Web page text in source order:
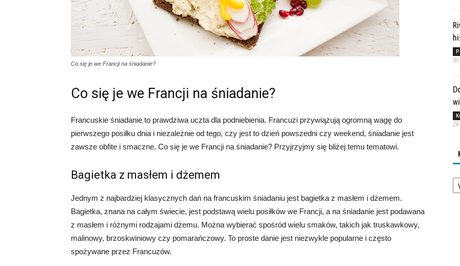
Co się je we Francji na śniadanie?
Co się je we Francji na śniadanie?
Francuskie śniadanie to prawdziwa uczta dla podniebienia. Francuzi przywiązują ogromną wagę do
pierwszego posiłku dnia i niezależnie od tego, czy jest to dzień powszedni czy weekend, śniadanie jest
zawsze obfite i smaczne. Co się je we Francji na śniadanie? Przyjrzyjmy się bliżej temu tematowi.
Bagietka z masłem i dżemem
Jednym z najbardziej klasycznych dań na francuskim śniadaniu jest bagietka z masłem i dżemem.
Bagietka, znana na całym świecie, jest podstawą wielu posiłków we Francji, a na śniadanie jest podawana
z masłem i różnymi rodzajami dżemu. Można wybierać spośród wielu smaków, takich jak truskawkowy,
malinowy, brzoskwiniowy czy pomarańczowy. To proste danie jest niezwykle popularne i często
spożywane przez Francuzów.